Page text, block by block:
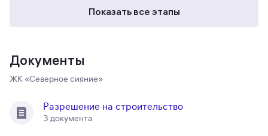
Показать все этапы
Документы
ЖК «Северное сияние»
Разрешение на строительство
3 документа